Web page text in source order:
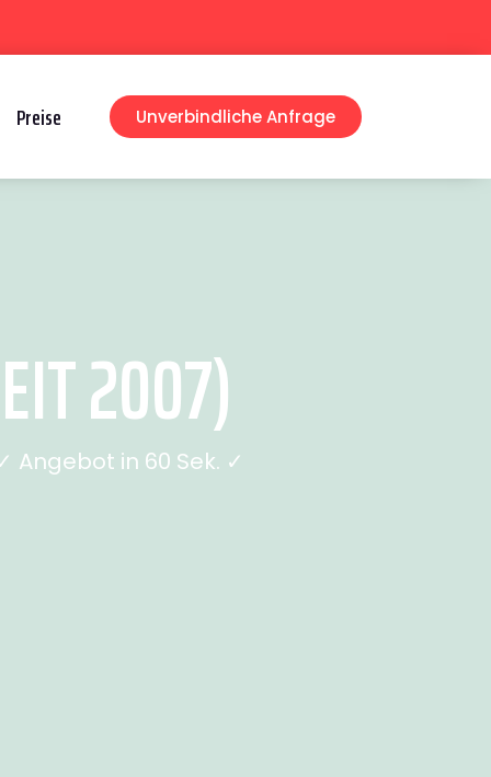
Preise Unverbindliche Anfrage
2007)
Angebot in 60 Sek. ✓